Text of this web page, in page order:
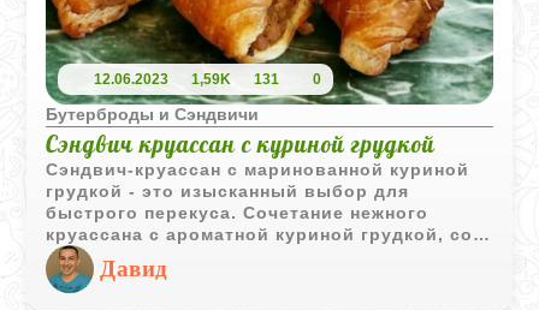
12.06.2023 1,59K 131 0
Бутерброды и Сэндвичи
Сэндвич круассан с куриной грудкой
Сэндвич-круассан с маринованной куриной
грудкой - это изысканный выбор для
быстрого перекуса. Сочетание нежного
круассана с ароматной куриной грудкой, со
свежим поджаренным баклажаном создает
гармоничный вкус, который удовлетворит
любой гурманский вкус.
Давид